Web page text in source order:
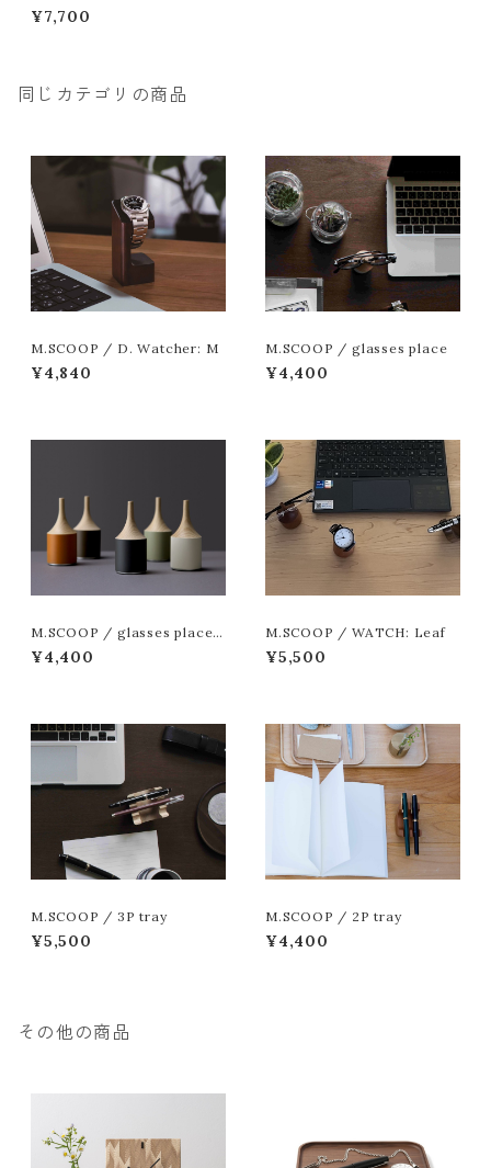
¥7,700
同じカテゴリの商品
M.SCOOP / D. Watcher: M
¥4,840
M.SCOOP / glasses place
¥4,400
M.SCOOP / glasses place:
NA
¥4,400
M.SCOOP / WATCH: Leaf
¥5,500
M.SCOOP / 3P tray
¥5,500
M.SCOOP / 2P tray
¥4,400
その他の商品